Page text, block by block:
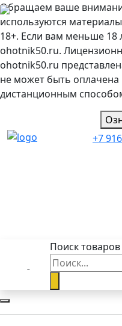
Обращаем ваше
используются
18+. Если вам меньше 18
ohotnik50.ru.
ohotnik50.ru
не может быть оплачена
дистанционным
+7
Поиск товаров